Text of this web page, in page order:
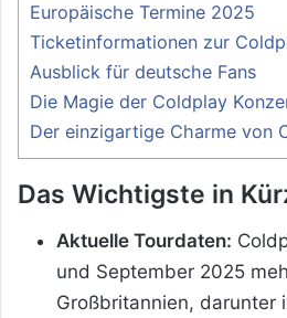
Europäische Termine 2025
Ticketinformationen zur
Ausblick für deutsche Fans
Die Magie der Coldplay
Der einzigartige Charme von
Das Wichtigste in
Aktuelle Tourdaten:
und September 2025
Großbritannien, darunter